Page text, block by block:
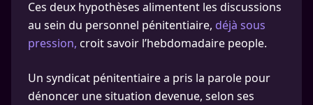
Ces deux hypothèses alimentent les discussions
au sein du personnel pénitentiaire, déjà sous
pression, croit savoir l’hebdomadaire people.
Un syndicat pénitentiaire a pris la parole pour
dénoncer une situation devenue, selon ses